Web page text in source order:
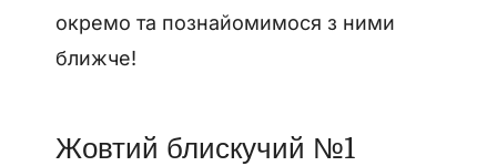
окремо та познайомимося з ними
ближче!
Жовтий блискучий №1